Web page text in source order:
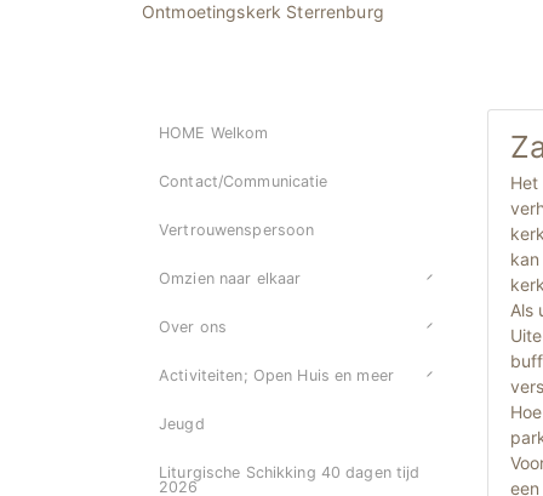
Ontmoetingskerk Sterrenburg
HOME Welkom
Contact/Communicatie
Vertrouwenspersoon
Omzien naar elkaar
Over ons
Activiteiten; Open Huis en meer
Jeugd
Liturgische Schikking 40 dagen tijd
2026
Als